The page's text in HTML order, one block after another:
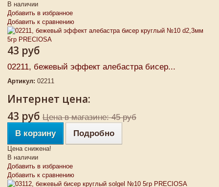
В наличии
Добавить в избранное
Добавить к сравнению
43 руб
02211, бежевый эффект алебастра бисер...
Артикул: 02211
Интернет цена:
43 руб Цена в магазине: 45 руб
В корзину
Подробно
Цена снижена!
В наличии
Добавить в избранное
Добавить к сравнению